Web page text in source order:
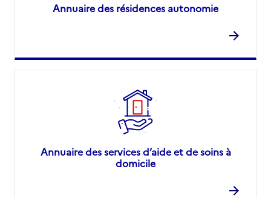
Annuaire des résidences autonomie
Annuaire des services d’aide et de soins à
domicile